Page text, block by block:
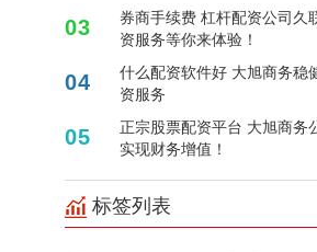
03
券商手续费 杠杆配资公司久
资服务等你来体验！
04
什么配资软件好 大旭商务稳
资服务
05
正宗股票配资平台 大旭商务
实现财务增值！
标签列表